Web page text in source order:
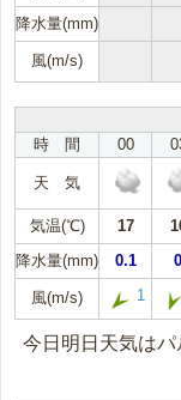
降水量(mm)
風(m/s)
時 間
00
天 気
気温(℃) 17
降水量(mm)
0.1 0
風(m/s) 1
今日明日天気は